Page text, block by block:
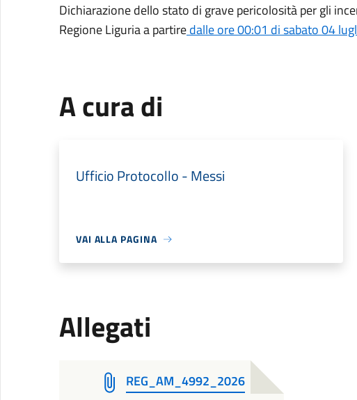
Dichiarazione dello stato di grave pericolosità per gli
Regione Liguria a partiredalle ore 00:01 di sabato 04
A cura di
Ufficio Protocollo - Messi
VAI ALLA PAGINA
Allegati
REG_AM_4992_2026